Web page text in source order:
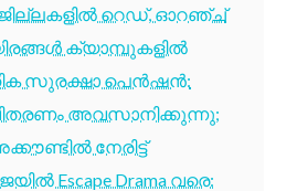
റെഡ്, ഓറഞ്ച്
ക്യാമ്പുകളിൽ
സുരക്ഷാ പെൻഷൻ:
വിതരണം അവസാനിക്കുന്നു;
നേരിട്ട്
Escape Drama വരെ: